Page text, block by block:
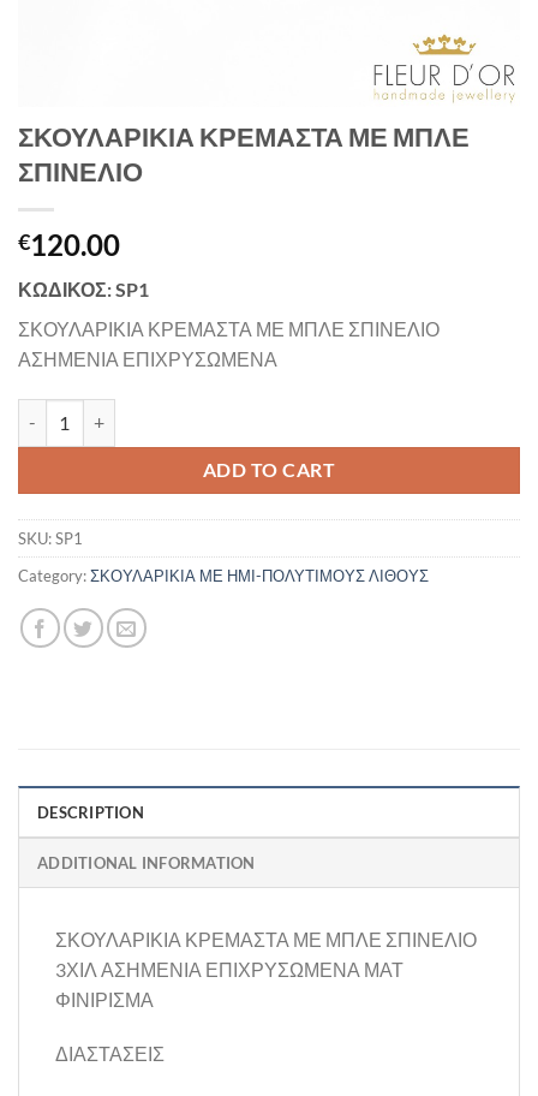
ΣΚΟΥΛΑΡΙΚΙΑ ΚΡΕΜΑΣΤΑ ΜΕ ΜΠΛΕ
ΣΠΙΝΕΛΙΟ
€120.00
ΚΩΔΙΚΟΣ: SP1
ΣΚΟΥΛΑΡΙΚΙΑ ΚΡΕΜΑΣΤΑ ΜΕ ΜΠΛΕ ΣΠΙΝΕΛΙΟ
ΑΣΗΜΕΝΙΑ ΕΠΙΧΡΥΣΩΜΕΝΑ
ADD TO CART
SKU:SP1
Category:ΣΚΟΥΛΑΡΙΚΙΑ ΜΕ ΗΜΙ-ΠΟΛΥΤΙΜΟΥΣ ΛΙΘΟΥΣ
DESCRIPTION
ADDITIONAL INFORMATION
ΣΚΟΥΛΑΡΙΚΙΑ ΚΡΕΜΑΣΤΑ ΜΕ ΜΠΛΕ ΣΠΙΝΕΛΙΟ
3ΧΙΛ ΑΣΗΜΕΝΙΑ ΕΠΙΧΡΥΣΩΜΕΝΑ ΜΑΤ
ΦΙΝΙΡΙΣΜΑ
ΔΙΑΣΤΑΣΕΙΣ